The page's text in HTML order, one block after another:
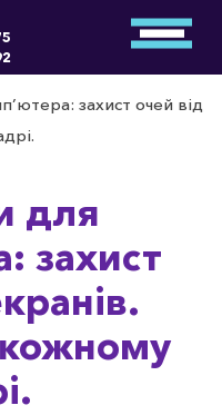
захист очей від
для
захист